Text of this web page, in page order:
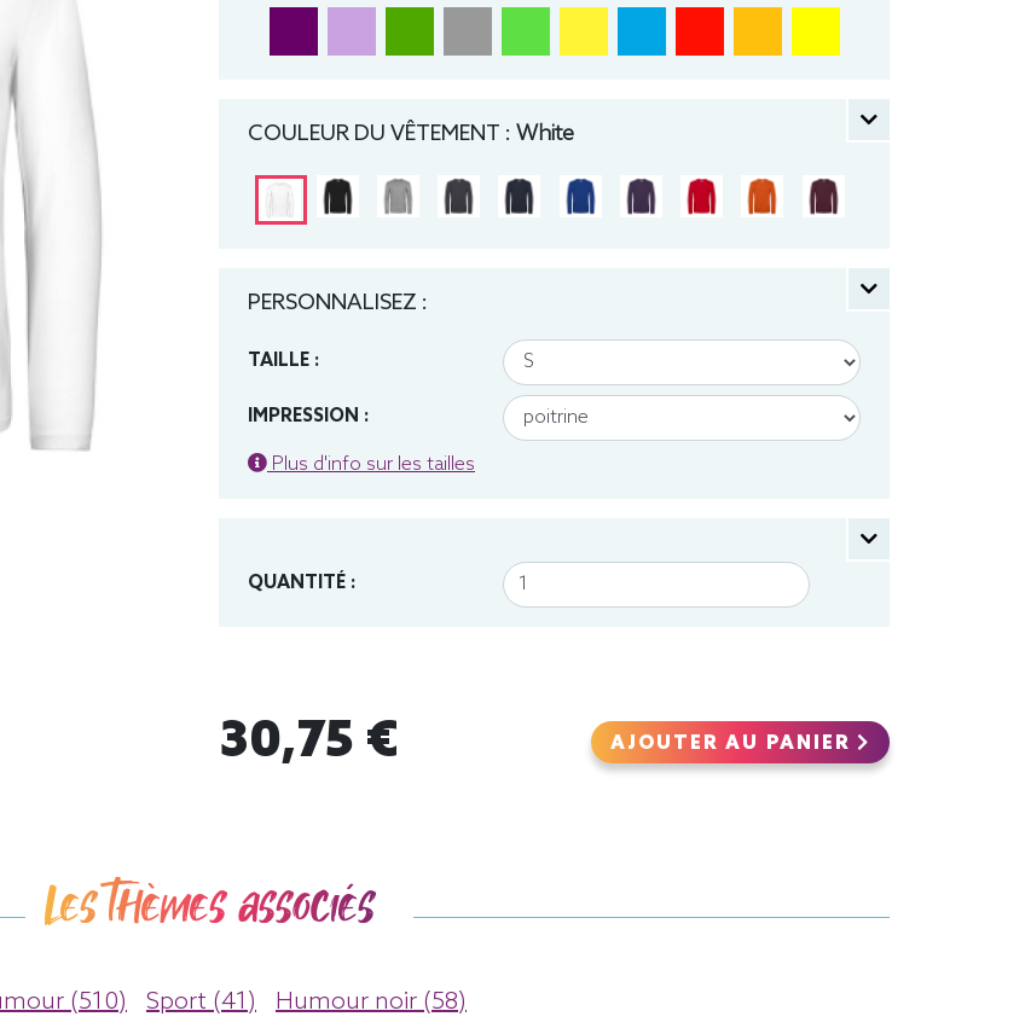
COULEUR DU VÊTEMENT : White
PERSONNALISEZ :
TAILLE :
IMPRESSION :
Plus d'info sur les tailles
QUANTITÉ :
30,75 € AJOUTER AU PANIER
Les thèmes associés
(510) Sport (41) Humour noir (58)